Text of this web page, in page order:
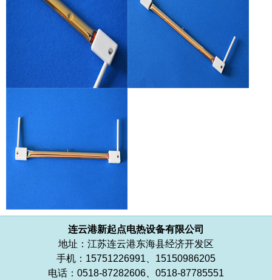
连云港新起点电热设备有限公司
地址：江苏连云港东海县经济开发区
手机：15751226991、15150986205
电话：0518-87282606、0518-87785551